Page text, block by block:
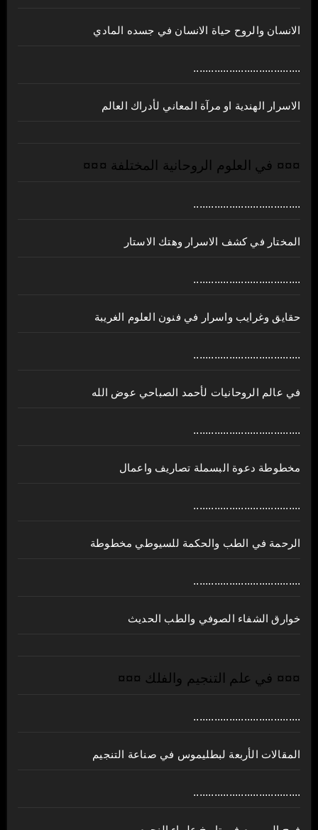
الانسان والروح حياة الانسان في جسده المادي
....................................
الاسرار الهندية او مرآة المعاني لأدراك العالم
¤¤¤ في العلوم الروحانية المختلفة ¤¤¤
....................................
المختار في كشف الاسرار وهتك الاستار
....................................
حقايق وغرايب واسرار في فنون العلوم الغريبة
....................................
في عالم الروحانيات لأحمد الصباحي عوض الله
....................................
مخطوطة دعوة البسملة تصاريف واعمال
....................................
الرحمة في الطب والحكمة للسيوطي مخطوطة
....................................
خوارق الشفاء الصوفي والطب الحديث
¤¤¤ في علم التنجيم والفلك ¤¤¤
....................................
المقالات الأربعة لبطليموس في صناعة التنجيم
....................................